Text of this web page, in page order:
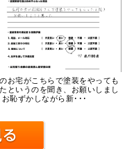
お宅がこちらで塗装をやっても
というのを聞き、お願いしまし
恥ずかしながら新･･･